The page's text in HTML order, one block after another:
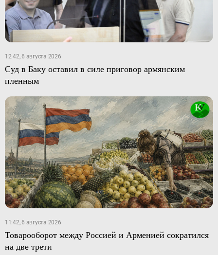
12:42, 6 августа 2026
Суд в Баку оставил в силе приговор армянским
пленным
11:42, 6 августа 2026
Товарооборот между Россией и Арменией сократился
на две трети